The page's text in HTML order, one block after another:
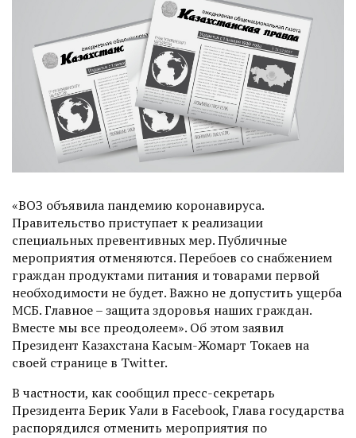
«ВОЗ объявила пандемию коронавируса.
Правительство приступает к реализации
специальных превентивных мер. Публичные
мероприятия отменяются. Перебоев со снабжением
граждан продуктами питания и товарами первой
необходимости не будет. Важно не допустить ущерба
МСБ. Главное – защита здоровья наших граждан.
Вместе мы все преодолеем». Об этом заявил
Президент Казахстана Касым-Жомарт Токаев на
своей странице в Twitter.
В частности, как сообщил пресс-секретарь
Президента Берик Уали в Facebook, Глава государства
распорядился отменить мероприятия по